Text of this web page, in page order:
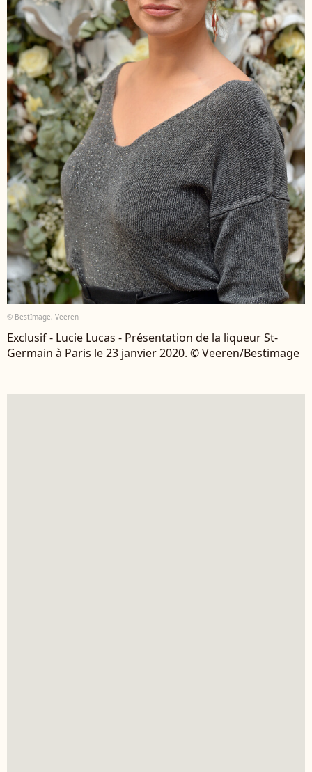
© BestImage, Veeren
Exclusif - Lucie Lucas - Présentation de la liqueur St-
Germain à Paris le 23 janvier 2020. © Veeren/Bestimage